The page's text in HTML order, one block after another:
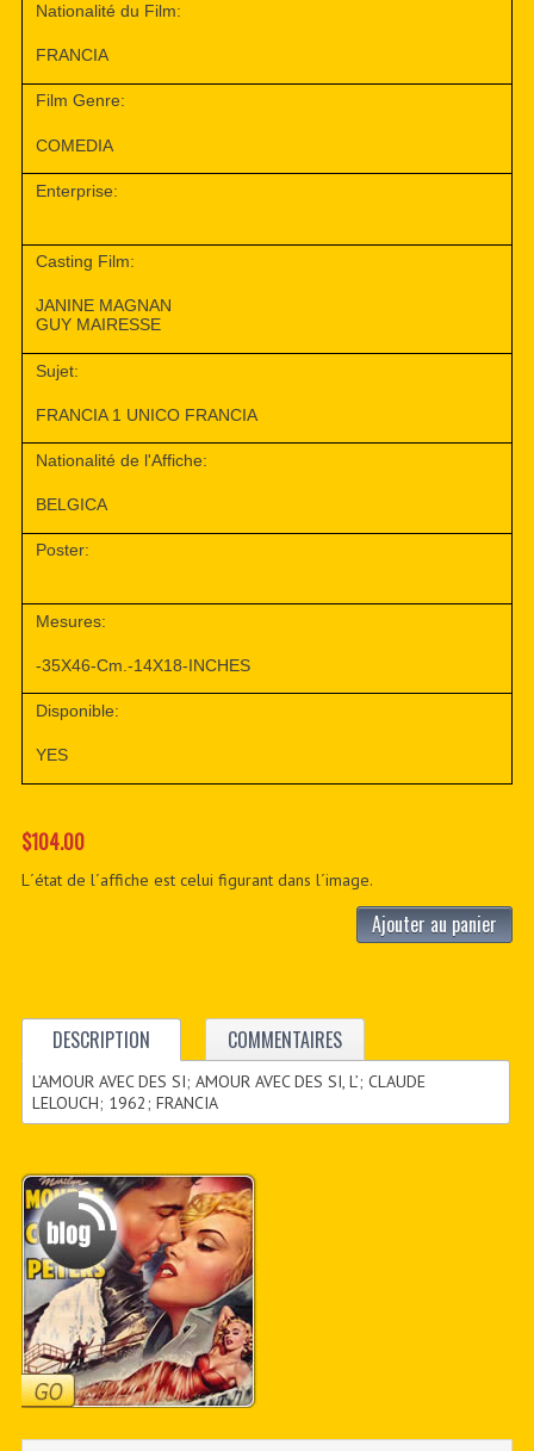
Nationalité du Film:
FRANCIA
Film Genre:
COMEDIA
Enterprise:
Casting Film:
JANINE MAGNAN
GUY MAIRESSE
Sujet:
FRANCIA 1 UNICO FRANCIA
Nationalité de l'Affiche:
BELGICA
Poster:
Mesures:
-35X46-Cm.-14X18-INCHES
Disponible:
YES
$104.00
L´état de l´affiche est celui figurant dans l´image.
Ajouter au panier
DESCRIPTION COMMENTAIRES
L’AMOUR AVEC DES SI; AMOUR AVEC DES SI, L’; CLAUDE
LELOUCH; 1962; FRANCIA